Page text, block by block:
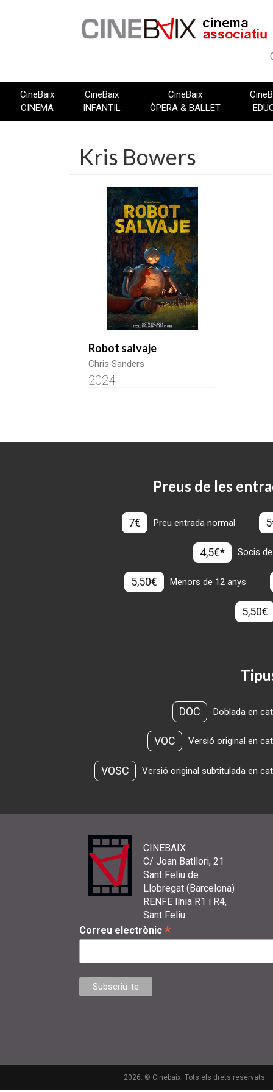
CineBaix
CINEMA
CineBaix
INFANTIL
CineBaix
ÒPERA & BALLET
Kris Bowers
Robot salvaje
Chris Sanders
2024
Preus de les
7€ Preu entrada normal
4,5€* Socis
5,50€ Menors de 12 anys
5,50€
DOC Doblada en
VOC Versió original en
VOSC Versió original subtitulada en
CINEBAIX
C/ Joan Batllori, 21
Sant Feliu de
Llobregat (Barcelona)
RENFE línia R1 i R4,
Sant Feliu
Correu electrònic *
2026. © Cinebaix. Tots els drets reservats.